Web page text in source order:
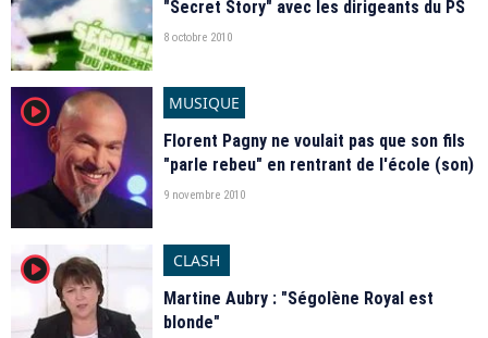
"Secret Story" avec les dirigeants du PS
8 octobre 2010
player2
MUSIQUE
Florent Pagny ne voulait pas que son fils
"parle rebeu" en rentrant de l'école (son)
9 novembre 2010
player2
CLASH
Martine Aubry : "Ségolène Royal est
blonde"